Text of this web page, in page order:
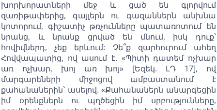
խորխորատների մեջ և ցած են գլորվում
զառիթափերից, գայլերն ու գազաններն անխնա
կոտորում, գիշատիչ թռչունները պատառոտում են
նրանց, և նրանք ցրված են մնում, իսկ դուք`
հովիվներդ, չեք երևում: Չե՞ք զարհուրում ահեղ
Հովվապատից, ով ասում է. «Պիտի դատեմ ոչխար
առ ոչխար, խոյ առ խոյ» [Եզեկ. ԼԴ 17], ով
մարգարեների միջոցով ամբաստանում է
քահանաներին` ասելով. «Քահանաներն անարգեցին
իմ օրենքներն ու պղծեցին իմ սրբությունները,